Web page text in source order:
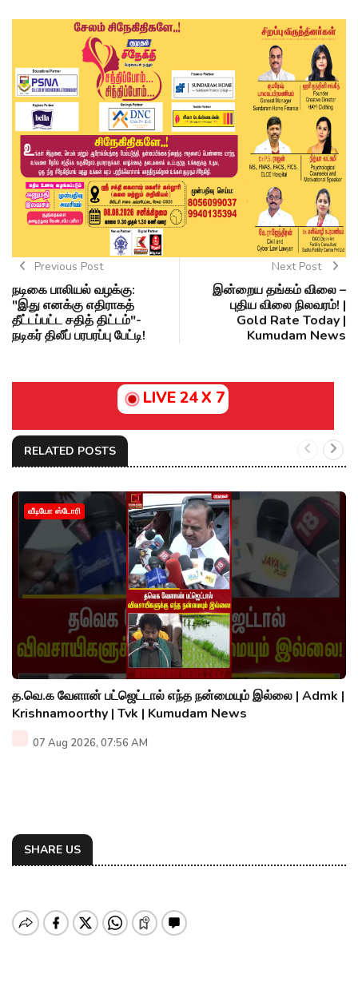
Previous Post
நடிகை பாலியல் வழக்கு:
"இது எனக்கு எதிராகத்
தீட்டப்பட்ட சதித் திட்டம்"-
நடிகர் திலீப் பரபரப்பு பேட்டி!
Next Post
இன்றைய தங்கம் விலை –
புதிய விலை நிலவரம்! |
Gold Rate Today |
Kumudam News
LIVE 24 X 7
RELATED POSTS
வீடியோ ஸ்டோரி
த.வெ.க வேளான் பட்ஜெட்டால் எந்த நன்மையும் இல்லை | Admk |
Krishnamoorthy | Tvk | Kumudam News
07 Aug 2026, 07:56 AM
SHARE US